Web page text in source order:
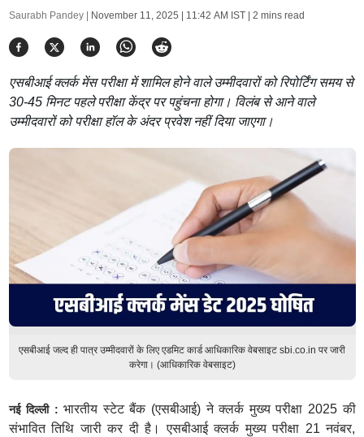
Saurabh Pandey | November 11, 2025 | 11:42 AM IST| 2 mins read
एसबीआई क्लर्क मेंस परीक्षा में शामिल होने वाले उम्मीदवारों को रिपोर्टिंग समय से
30-45 मिनट पहले परीक्षा केंद्र पर पहुंचना होगा। विलंब से आने वाले
उम्मीदवारों को परीक्षा हॉल के अंदर प्रवेश नहीं दिया जाएगा।
एसबीआई जल्द ही पात्र उम्मीदवारों के लिए एडमिट कार्ड आधिकारिक वेबसाइट sbi.co.in पर जारी
करेगा। (आधिकारिक वेबसाइट)
नई दिल्ली : भारतीय स्टेट बैंक (एसबीआई) ने क्लर्क मुख्य परीक्षा 2025 की
संभावित तिथि जारी कर दी है। एसबीआई क्लर्क मुख्य परीक्षा 21 नवंबर,